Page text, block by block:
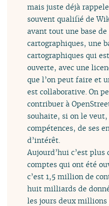
mais juste déjà
souvent qualifié de
avant tout une base de
cartographiques, une
cartographiques qui
ouverte, avec une
que l’on peut faire et
est collaborative. On
contribuer à
souhaite, si on le
compétences, de ses
d’intérêt.
Aujourd’hui c’est
comptes qui ont été
c’est 1,5 million de
huit milliards de
les jours deux millions